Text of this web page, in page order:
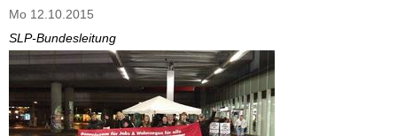
Mo 12.10.2015
SLP-Bundesleitung